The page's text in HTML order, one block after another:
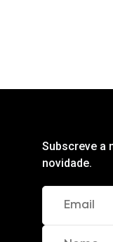
Subscreve a
novidade.